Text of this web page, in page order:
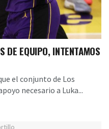
DE EQUIPO, INTENTAMOS
el conjunto de Los
necesario a Luka...